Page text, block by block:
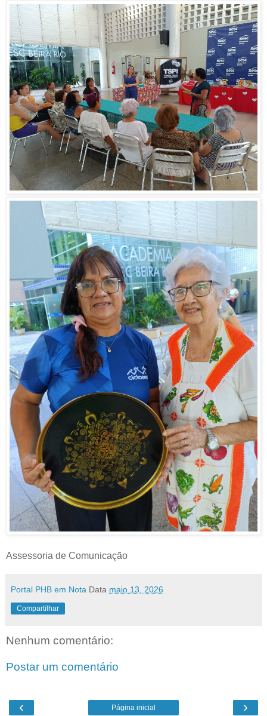
Assessoria de Comunicação
Portal PHB em Nota Data maio 13, 2026
Compartilhar
Nenhum comentário:
Postar um comentário
‹ ›
Página inicial